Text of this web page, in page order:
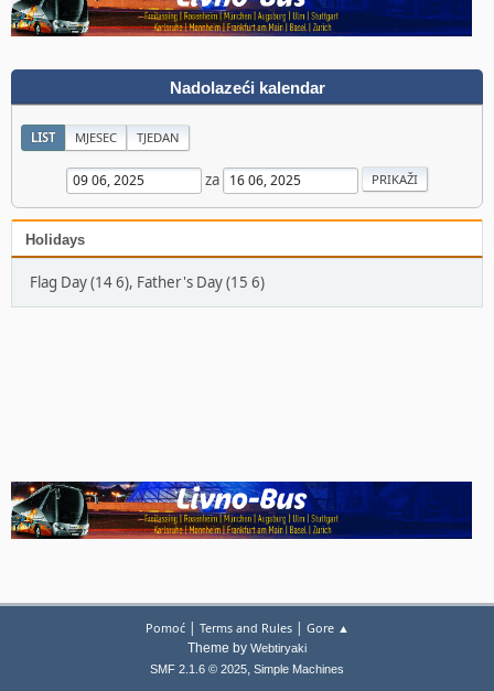
Nadolazeći kalendar
LIST MJESEC TJEDAN
za
Holidays
Flag Day (14 6), Father's Day (15 6)
Pomoć| Terms and Rules| Gore ▲
Theme by Webtiryaki
SMF 2.1.6 © 2025, Simple Machines